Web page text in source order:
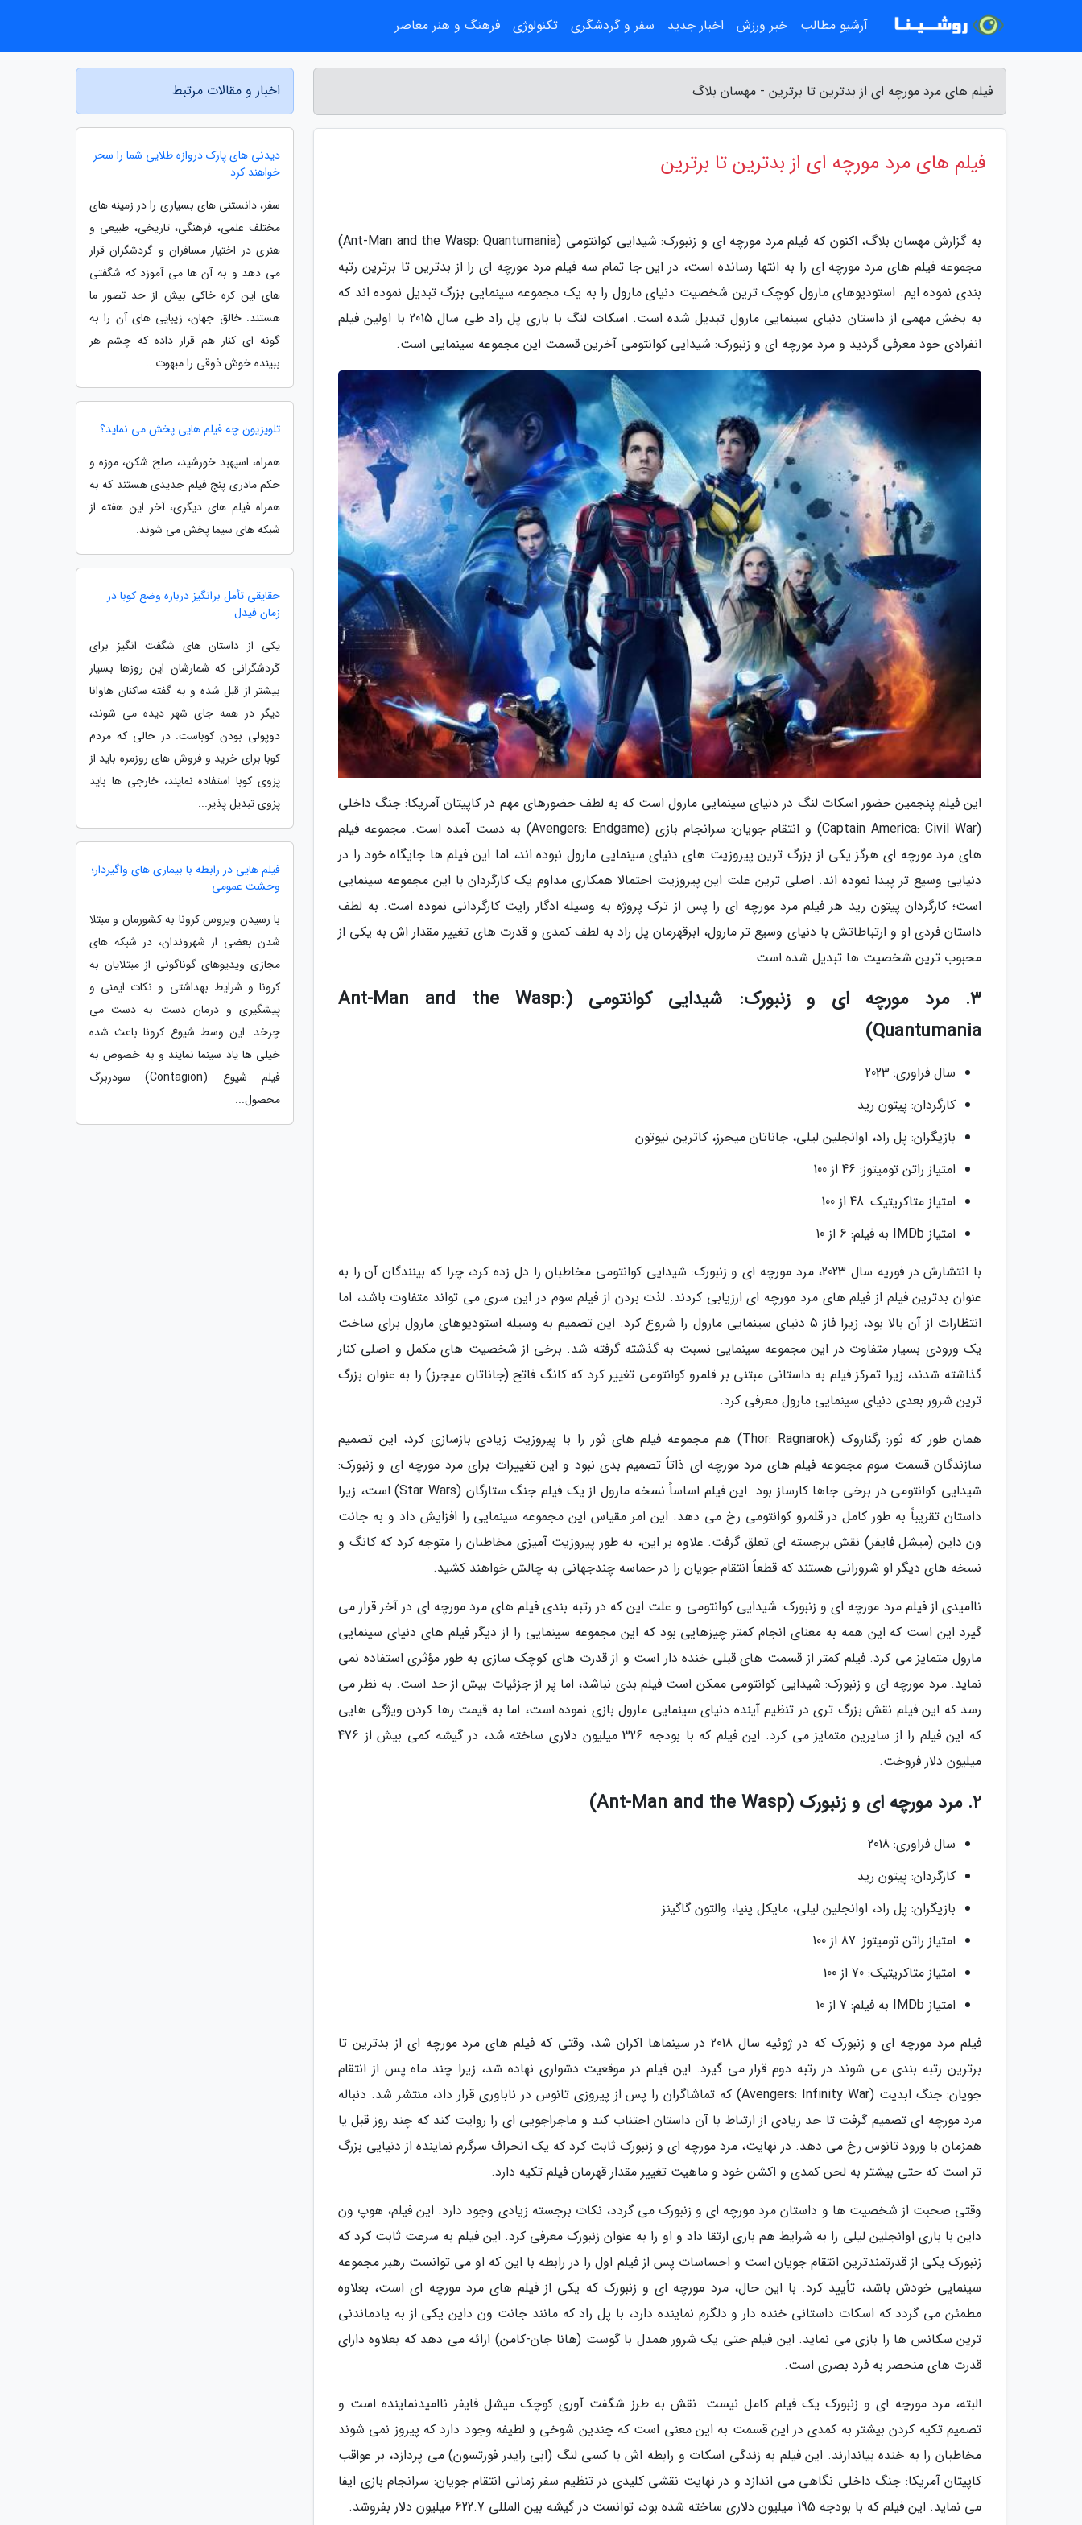
فیلم های مرد مورچه ای از بدترین تا برترین - مهسان بلاگ
فیلم های مرد مورچه ای از بدترین تا برترین
به گزارش مهسان بلاگ، اکنون که فیلم مرد مورچه ای و زنبورک: شیدایی کوانتومی (Ant-Man and the Wasp: Quantumania)
مجموعه فیلم های مرد مورچه ای را به انتها رسانده است، در این جا تمام سه فیلم مرد مورچه ای را از بدترین تا برترین رتبه
بندی نموده ایم. استودیوهای مارول کوچک ترین شخصیت دنیای مارول را به یک مجموعه سینمایی بزرگ تبدیل نموده اند که
به بخش مهمی از داستان دنیای سینمایی مارول تبدیل شده است. اسکات لنگ با بازی پل راد طی سال 2015 با اولین فیلم
انفرادی خود معرفی گردید و مرد مورچه ای و زنبورک: شیدایی کوانتومی آخرین قسمت این مجموعه سینمایی است.
این فیلم پنجمین حضور اسکات لنگ در دنیای سینمایی مارول است که به لطف حضورهای مهم در کاپیتان آمریکا: جنگ داخلی
(Captain America: Civil War) و انتقام جویان: سرانجام بازی (Avengers: Endgame) به دست آمده است. مجموعه فیلم
های مرد مورچه ای هرگز یکی از بزرگ ترین پیروزیت های دنیای سینمایی مارول نبوده اند، اما این فیلم ها جایگاه خود را در
دنیایی وسیع تر پیدا نموده اند. اصلی ترین علت این پیروزیت احتمالا همکاری مداوم یک کارگردان با این مجموعه سینمایی
است؛ کارگردان پیتون رید هر فیلم مرد مورچه ای را پس از ترک پروژه به وسیله ادگار رایت کارگردانی نموده است. به لطف
داستان فردی او و ارتباطاتش با دنیای وسیع تر مارول، ابرقهرمان پل راد به لطف کمدی و قدرت های تغییر مقدار اش به یکی از
محبوب ترین شخصیت ها تبدیل شده است.
3. مرد مورچه ای و زنبورک: شیدایی کوانتومی (Ant-Man and the Wasp:
Quantumania)
سال فراوری: 2023
کارگردان: پیتون رید
بازیگران: پل راد، اوانجلین لیلی، جاناتان میجرز، کاترین نیوتون
امتیاز راتن تومیتوز: 46 از 100
امتیاز متاکریتیک: 48 از 100
امتیاز IMDb به فیلم: 6 از 10
با انتشارش در فوریه سال 2023، مرد مورچه ای و زنبورک: شیدایی کوانتومی مخاطبان را دل زده کرد، چرا که بینندگان آن را به
عنوان بدترین فیلم از فیلم های مرد مورچه ای ارزیابی کردند. لذت بردن از فیلم سوم در این سری می تواند متفاوت باشد، اما
انتظارات از آن بالا بود، زیرا فاز 5 دنیای سینمایی مارول را شروع کرد. این تصمیم به وسیله استودیوهای مارول برای ساخت
یک ورودی بسیار متفاوت در این مجموعه سینمایی نسبت به گذشته گرفته شد. برخی از شخصیت های مکمل و اصلی کنار
گذاشته شدند، زیرا تمرکز فیلم به داستانی مبتنی بر قلمرو کوانتومی تغییر کرد که کانگ فاتح (جاناتان میجرز) را به عنوان بزرگ
ترین شرور بعدی دنیای سینمایی مارول معرفی کرد.
همان طور که ثور: رگناروک (Thor: Ragnarok) هم مجموعه فیلم های ثور را با پیروزیت زیادی بازسازی کرد، این تصمیم
سازندگان قسمت سوم مجموعه فیلم های مرد مورچه ای ذاتاً تصمیم بدی نبود و این تغییرات برای مرد مورچه ای و زنبورک:
شیدایی کوانتومی در برخی جاها کارساز بود. این فیلم اساساً نسخه مارول از یک فیلم جنگ ستارگان (Star Wars) است، زیرا
داستان تقریباً به طور کامل در قلمرو کوانتومی رخ می دهد. این امر مقیاس این مجموعه سینمایی را افزایش داد و به جانت
ون داین (میشل فایفر) نقش برجسته ای تعلق گرفت. علاوه بر این، به طور پیروزیت آمیزی مخاطبان را متوجه کرد که کانگ و
نسخه های دیگر او شرورانی هستند که قطعاً انتقام جویان را در حماسه چندجهانی به چالش خواهند کشید.
ناامیدی از فیلم مرد مورچه ای و زنبورک: شیدایی کوانتومی و علت این که در رتبه بندی فیلم های مرد مورچه ای در آخر قرار می
گیرد این است که این همه به معنای انجام کمتر چیزهایی بود که این مجموعه سینمایی را از دیگر فیلم های دنیای سینمایی
مارول متمایز می کرد. فیلم کمتر از قسمت های قبلی خنده دار است و از قدرت های کوچک سازی به طور مؤثری استفاده نمی
نماید. مرد مورچه ای و زنبورک: شیدایی کوانتومی ممکن است فیلم بدی نباشد، اما پر از جزئیات بیش از حد است. به نظر می
رسد که این فیلم نقش بزرگ تری در تنظیم آینده دنیای سینمایی مارول بازی نموده است، اما به قیمت رها کردن ویژگی هایی
که این فیلم را از سایرین متمایز می کرد. این فیلم که با بودجه 326 میلیون دلاری ساخته شد، در گیشه کمی بیش از 476
میلیون دلار فروخت.
2. مرد مورچه ای و زنبورک (Ant-Man and the Wasp)
سال فراوری: 2018
کارگردان: پیتون رید
بازیگران: پل راد، اوانجلین لیلی، مایکل پنیا، والتون گاگینز
امتیاز راتن تومیتوز: 87 از 100
امتیاز متاکریتیک: 70 از 100
امتیاز IMDb به فیلم: 7 از 10
فیلم مرد مورچه ای و زنبورک که در ژوئیه سال 2018 در سینماها اکران شد، وقتی که فیلم های مرد مورچه ای از بدترین تا
برترین رتبه بندی می شوند در رتبه دوم قرار می گیرد. این فیلم در موقعیت دشواری نهاده شد، زیرا چند ماه پس از انتقام
جویان: جنگ ابدیت (Avengers: Infinity War) که تماشاگران را پس از پیروزی تانوس در ناباوری قرار داد، منتشر شد. دنباله
مرد مورچه ای تصمیم گرفت تا حد زیادی از ارتباط با آن داستان اجتناب کند و ماجراجویی ای را روایت کند که چند روز قبل یا
همزمان با ورود تانوس رخ می دهد. در نهایت، مرد مورچه ای و زنبورک ثابت کرد که یک انحراف سرگرم نماینده از دنیایی بزرگ
تر است که حتی بیشتر به لحن کمدی و اکشن خود و ماهیت تغییر مقدار قهرمان فیلم تکیه دارد.
وقتی صحبت از شخصیت ها و داستان مرد مورچه ای و زنبورک می گردد، نکات برجسته زیادی وجود دارد. این فیلم، هوپ ون
داین با بازی اوانجلین لیلی را به شرایط هم بازی ارتقا داد و او را به عنوان زنبورک معرفی کرد. این فیلم به سرعت ثابت کرد که
زنبورک یکی از قدرتمندترین انتقام جویان است و احساسات پس از فیلم اول را در رابطه با این که او می توانست رهبر مجموعه
سینمایی خودش باشد، تأیید کرد. با این حال، مرد مورچه ای و زنبورک که یکی از فیلم های مرد مورچه ای است، بعلاوه
مطمئن می گردد که اسکات داستانی خنده دار و دلگرم نماینده دارد، با پل راد که مانند جانت ون داین یکی از به یادماندنی
ترین سکانس ها را بازی می نماید. این فیلم حتی یک شرور همدل با گوست (هانا جان-کامن) ارائه می دهد که بعلاوه دارای
قدرت های منحصر به فرد بصری است.
البته، مرد مورچه ای و زنبورک یک فیلم کامل نیست. نقش به طرز شگفت آوری کوچک میشل فایفر ناامیدنماینده است و
تصمیم تکیه کردن بیشتر به کمدی در این قسمت به این معنی است که چندین شوخی و لطیفه وجود دارد که پیروز نمی شوند
مخاطبان را به خنده بیاندازند. این فیلم به زندگی اسکات و رابطه اش با کسی لنگ (ابی رایدر فورتسون) می پردازد، بر عواقب
کاپیتان آمریکا: جنگ داخلی نگاهی می اندازد و در نهایت نقشی کلیدی در تنظیم سفر زمانی انتقام جویان: سرانجام بازی ایفا
می نماید. این فیلم که با بودجه 195 میلیون دلاری ساخته شده بود، توانست در گیشه بین المللی 622.7 میلیون دلار بفروشد.
اخبار و مقالات مرتبط
دیدنی های پارک دروازه طلایی شما را سحر
خواهند کرد
سفر، دانستنی های بسیاری را در زمینه های
مختلف علمی، فرهنگی، تاریخی، طبیعی و
هنری در اختیار مسافران و گردشگران قرار
می دهد و به آن ها می آموزد که شگفتی
های این کره خاکی بیش از حد تصور ما
هستند. خالق جهان، زیبایی های آن را به
گونه ای کنار هم قرار داده که چشم هر
ببینده خوش ذوقی را مبهوت...
تلویزیون چه فیلم هایی پخش می نماید؟
همراه، اسپهبد خورشید، صلح شکن، موزه و
حکم مادری پنج فیلم جدیدی هستند که به
همراه فیلم های دیگری، آخر این هفته از
شبکه های سیما پخش می شوند.
حقایقی تأمل برانگیز درباره وضع کوبا در
زمان فیدل
یکی از داستان های شگفت انگیز برای
گردشگرانی که شمارشان این روزها بسیار
بیشتر از قبل شده و به گفته ساکنان هاوانا
دیگر در همه جای شهر دیده می شوند،
دوپولی بودن کوباست. در حالی که مردم
کوبا برای خرید و فروش های روزمره باید از
پزوی کوبا استفاده نمایند، خارجی ها باید
پزوی تبدیل پذیر...
فیلم هایی در رابطه با بیماری های واگیردار؛
وحشت عمومی
با رسیدن ویروس کرونا به کشورمان و مبتلا
شدن بعضی از شهروندان، در شبکه های
مجازی ویدیوهای گوناگونی از مبتلایان به
کرونا و شرایط بهداشتی و نکات ایمنی و
پیشگیری و درمان دست به دست می
چرخد. این وسط شیوع کرونا باعث شده
خیلی ها یاد سینما نمایند و به خصوص به
فیلم شیوع (Contagion) سودربرگ
محصول...
آرشیو مطالب خبر ورزش اخبار جدید سفر و گردشگری تکنولوژی فرهنگ و هنر معاصر